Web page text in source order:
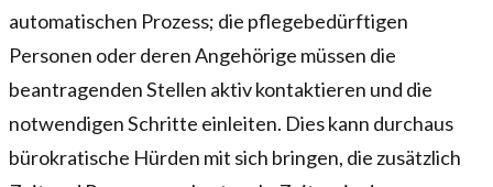
automatischen Prozess; die pflegebedürftigen
Personen oder deren Angehörige müssen die
beantragenden Stellen aktiv kontaktieren und die
notwendigen Schritte einleiten. Dies kann durchaus
bürokratische Hürden mit sich bringen, die zusätzlich